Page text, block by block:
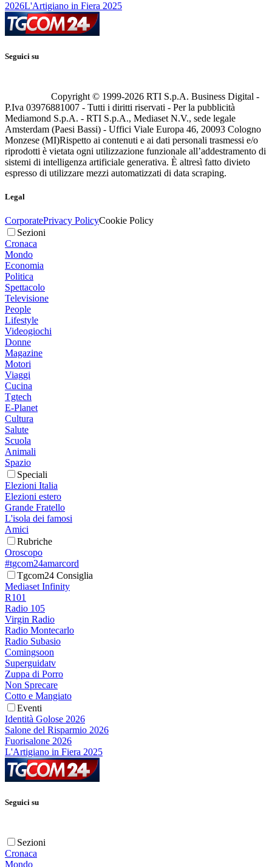
2026L'Artigiano in Fiera 2025
Seguici su
Copyright © 1999-2026 RTI S.p.A. Business Digital -
P.Iva 03976881007 - Tutti i diritti riservati - Per la pubblicità
Mediamond S.p.A. - RTI S.p.A., Mediaset N.V., sede legale
Amsterdam (Paesi Bassi) - Uffici Viale Europa 46, 20093 Cologno
Monzese (MI)Rispetto ai contenuti e ai dati personali trasmessi e/o
riprodotti è vietata ogni utilizzazione funzionale all’addestramento di
sistemi di intelligenza artificiale generativa. È altresì fatto divieto
espresso di utilizzare mezzi automatizzati di data scraping.
Legal
CorporatePrivacy PolicyCookie Policy
Sezioni
Cronaca
Mondo
Economia
Politica
Spettacolo
Televisione
People
Lifestyle
Videogiochi
Donne
Magazine
Motori
Viaggi
Cucina
Tgtech
E-Planet
Cultura
Salute
Scuola
Animali
Spazio
Speciali
Elezioni Italia
Elezioni estero
Grande Fratello
L'isola dei famosi
Amici
Rubriche
Oroscopo
#tgcom24amarcord
Tgcom24 Consiglia
Mediaset Infinity
R101
Radio 105
Virgin Radio
Radio Montecarlo
Radio Subasio
Comingsoon
Superguidatv
Zuppa di Porro
Non Sprecare
Cotto e Mangiato
Eventi
Identità Golose 2026
Salone del Risparmio 2026
Fuorisalone 2026
L'Artigiano in Fiera 2025
Seguici su
Sezioni
Cronaca
Mondo